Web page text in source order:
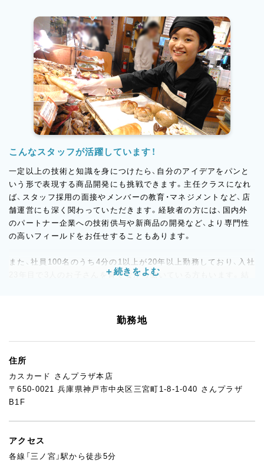
こんなスタッフが活躍しています！
一定以上の技術と知識を身につけたら、自分のアイデアをパンと
いう形で表現する商品開発にも挑戦できます。主任クラスになれ
ば、スタッフ採用の面接やメンバーの教育・マネジメントなど、店
舗運営にも深く関わっていただきます。経験者の方には、国内外
のパートナー企業への技術供与や新商品の開発など、より専門性
の高いフィールドをお任せすることもあります。
また、社員100名のうち4分の1以上が20年以上勤務しており、入社
23年目で3人のお子さんを育てながら働いている方もいます。結
用制度を利用して現役で活躍している方もいます。
勤務地
住所
カスカード さんプラザ本店
〒650-0021 兵庫県神戸市中央区三宮町1-8-1-040 さんプラザ
B1F
アクセス
各線「三ノ宮」駅から徒歩5分